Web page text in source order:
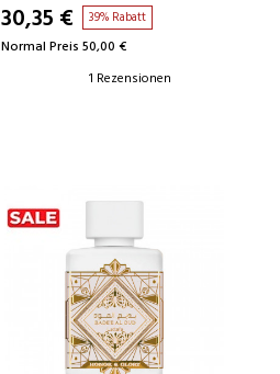
30,35 € 39% Rabatt
Normal Preis 50,00 €
1 Rezensionen